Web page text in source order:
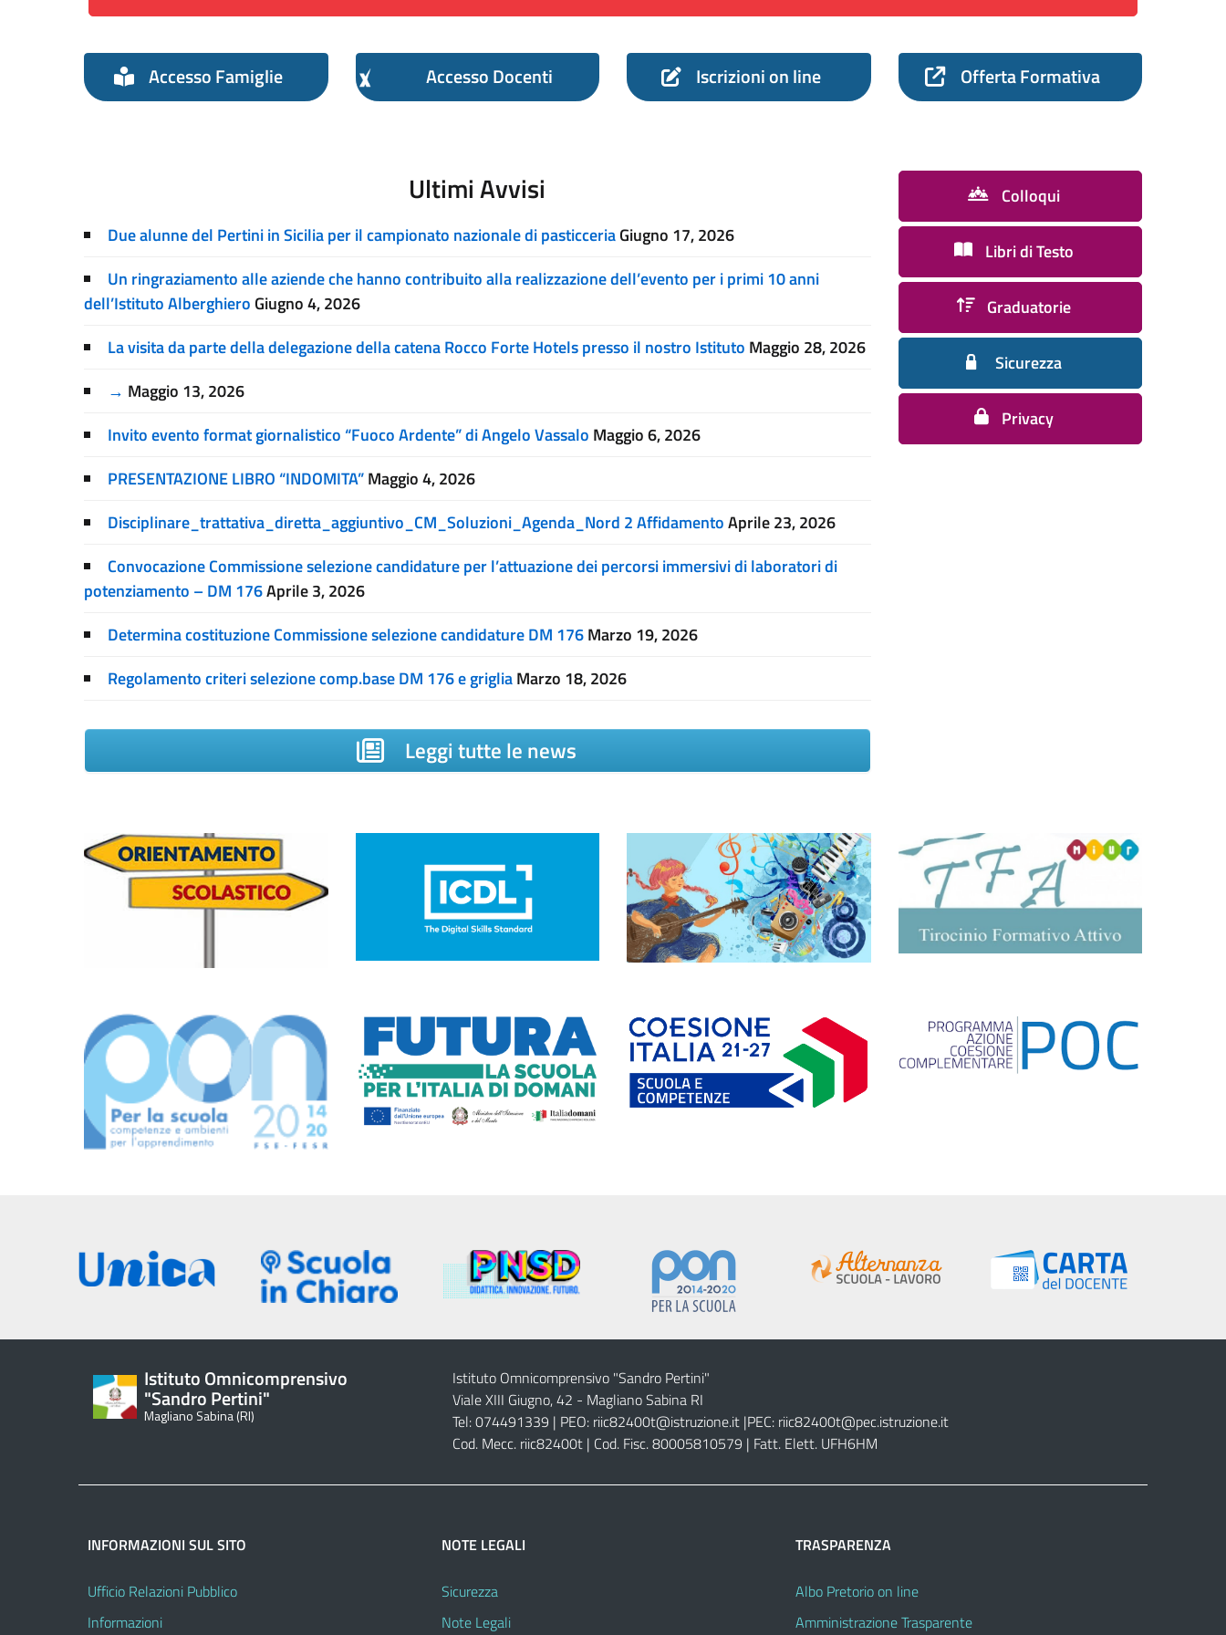
Accesso Famiglie Accesso Docenti Iscrizioni on line Offerta Formativa
Ultimi Avvisi
Due alunne del Pertini in Sicilia per il campionato nazionale di pasticceriaGiugno 17, 2026
Un ringraziamento alle aziende che hanno contribuito alla realizzazione dell’evento per i primi 10 anni
dell’Istituto Alberghiero Giugno 4, 2026
La visita da parte della delegazione della catena Rocco Forte Hotels presso il nostro Istituto Maggio 28, 2026
→ Maggio 13, 2026
Invito evento format giornalistico “Fuoco Ardente” di Angelo Vassalo Maggio 6, 2026
PRESENTAZIONE LIBRO “INDOMITA”Maggio 4, 2026
Disciplinare_trattativa_diretta_aggiuntivo_CM_Soluzioni_Agenda_Nord 2 AffidamentoAprile 23, 2026
Convocazione Commissione selezione candidature per l’attuazione dei percorsi immersivi di laboratori di
potenziamento – DM 176Aprile 3, 2026
Determina costituzione Commissione selezione candidature DM 176Marzo 19, 2026
Regolamento criteri selezione comp.base DM 176 e grigliaMarzo 18, 2026
Leggi tutte le news
Colloqui
Libri di Testo
Graduatorie
Sicurezza
Privacy
Istituto Omnicomprensivo
"Sandro Pertini"
Magliano Sabina (RI)
Istituto Omnicomprensivo "Sandro Pertini"
Viale XIII Giugno, 42 - Magliano Sabina RI
Tel: 074491339 | PEO: riic82400t@istruzione.it |PEC: riic82400t@pec.istruzione.it
Cod. Mecc. riic82400t | Cod. Fisc. 80005810579 | Fatt. Elett. UFH6HM
INFORMAZIONI SUL SITO
Ufficio Relazioni Pubblico
Informazioni
NOTE LEGALI
Sicurezza
Note Legali
TRASPARENZA
Albo Pretorio on line
Amministrazione Trasparente